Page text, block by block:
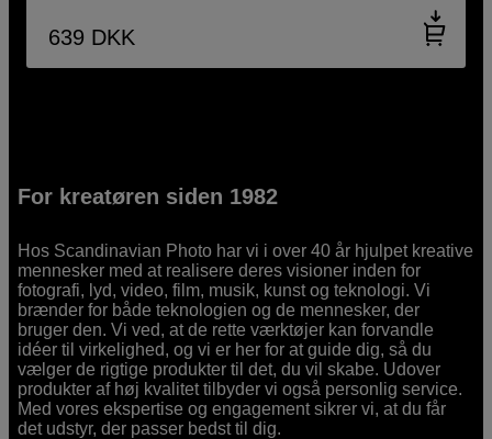
639 DKK
For kreatøren siden 1982
Hos Scandinavian Photo har vi i over 40 år hjulpet kreative
mennesker med at realisere deres visioner inden for
fotografi, lyd, video, film, musik, kunst og teknologi. Vi
brænder for både teknologien og de mennesker, der
bruger den. Vi ved, at de rette værktøjer kan forvandle
idéer til virkelighed, og vi er her for at guide dig, så du
vælger de rigtige produkter til det, du vil skabe. Udover
produkter af høj kvalitet tilbyder vi også personlig service.
Med vores ekspertise og engagement sikrer vi, at du får
det udstyr, der passer bedst til dig.